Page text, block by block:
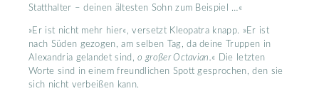
Statthalter – deinen ältesten Sohn zum Beispiel …«
»Er ist nicht mehr hier«, versetzt Kleopatra knapp. »Er ist
nach Süden gezogen, am selben Tag, da deine Truppen in
Alexandria gelandet sind,o großer Octavian.« Die letzten
Worte sind in einem freundlichen Spott gesprochen, den sie
sich nicht verbeißen kann.